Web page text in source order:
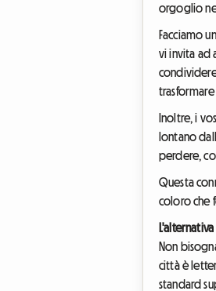
orgoglio
Facciamo
vi invita ad
Inoltre, i
lontano
perdere,
Questa
coloro che
Non
città è
standard